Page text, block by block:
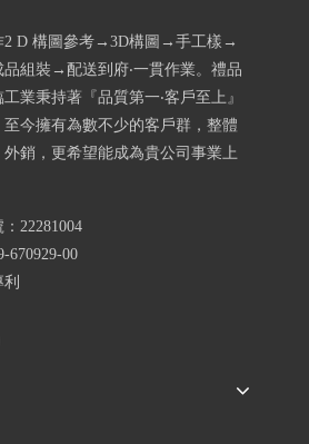
2 D 構圖參考→3D構圖→手工樣→
組裝→配送到府‧一貫作業。禮品
業秉持著『品質第一‧客戶至上』
今擁有為數不少的客戶群，整體
銷，更希望能成為貴公司事業上
22281004
670929-00